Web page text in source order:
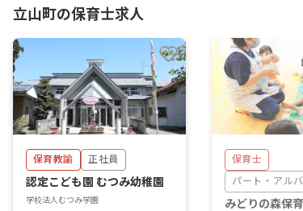
立山町の保育士求人
保育教諭 正社員
認定こども園 むつみ幼稚園
学校法人むつみ学園
保育士
パート・アルバ
みどりの森保育